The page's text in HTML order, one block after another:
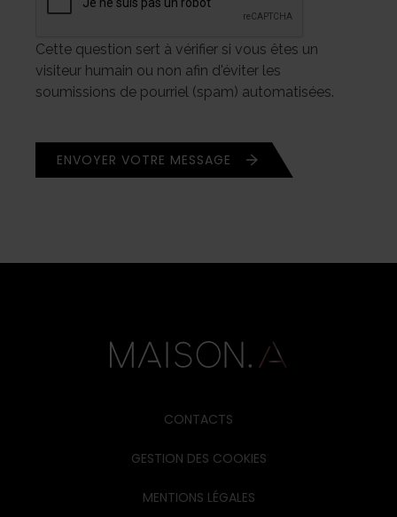
Cette question sert à vérifier si vous êtes un
visiteur humain ou non afin d'éviter les
soumissions de pourriel (spam) automatisées.
CONTACTS
GESTION DES COOKIES
MENTIONS LÉGALES